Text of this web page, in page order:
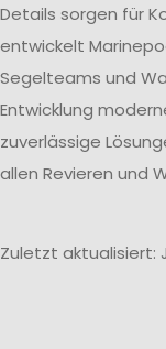
Details sorgen für
entwickelt
Segelteams und
Entwicklung
zuverlässige
allen Revieren und
Zuletzt aktualisiert: